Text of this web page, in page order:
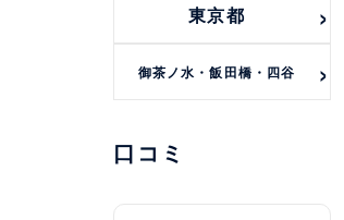
東京都
御茶ノ水・飯田橋・四谷
口コミ